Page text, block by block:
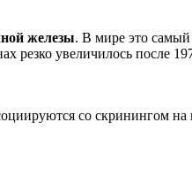
железы. В мире это самый
резко увеличилось после
со скринингом